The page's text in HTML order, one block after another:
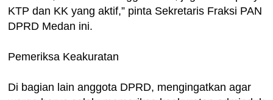
KTP dan KK yang aktif,” pinta Sekretaris Fraksi PAN
DPRD Medan ini.
Pemeriksa Keakuratan
Di bagian lain anggota DPRD, mengingatkan agar